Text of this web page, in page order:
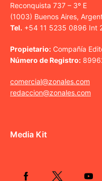
Reconquista 737 – 3º E
(1003) Buenos Aires,
Tel. +54 11 5235 0896 Int
Propietario: Compañía
Número de Registro:
comercial@zonales.com
redaccion@zonales.com
Media Kit